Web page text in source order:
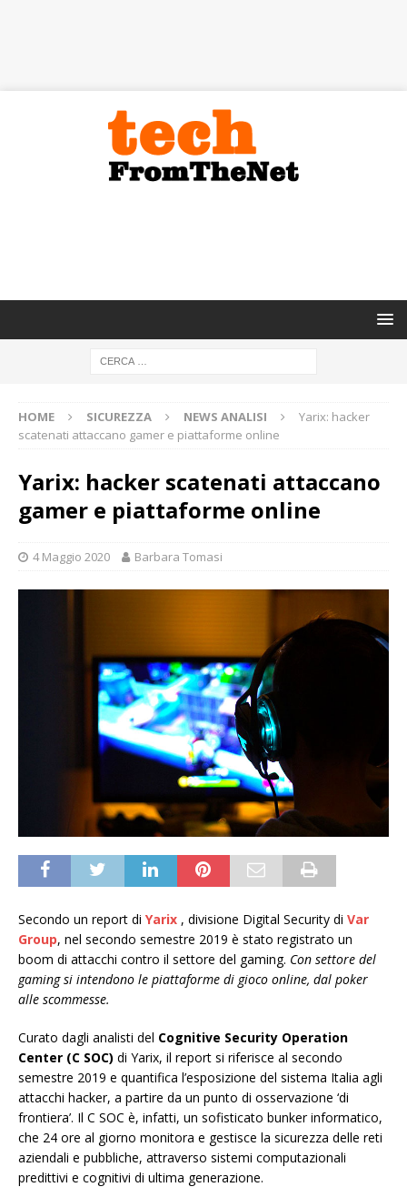
HOME SICUREZZA NEWS ANALISI
Yarix: hacker
scatenati attaccano gamer e piattaforme online
Yarix: hacker scatenati attaccano
gamer e piattaforme online
4 Maggio 2020 Barbara Tomasi
Secondo un report di Yarix , divisione Digital Security di Var
Group, nel secondo semestre 2019 è stato registrato un
boom di attacchi contro il settore del gaming. Con settore del
gaming si intendono le piattaforme di gioco online, dal poker
alle scommesse.
Curato dagli analisti del Cognitive Security Operation
Center (C SOC) di Yarix, il report si riferisce al secondo
semestre 2019 e quantifica l’esposizione del sistema Italia agli
attacchi hacker, a partire da un punto di osservazione ‘di
frontiera’. Il C SOC è, infatti, un sofisticato bunker informatico,
che 24 ore al giorno monitora e gestisce la sicurezza delle reti
aziendali e pubbliche, attraverso sistemi computazionali
predittivi e cognitivi di ultima generazione.